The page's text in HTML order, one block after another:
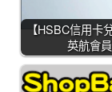
【HSBC信用
英航會